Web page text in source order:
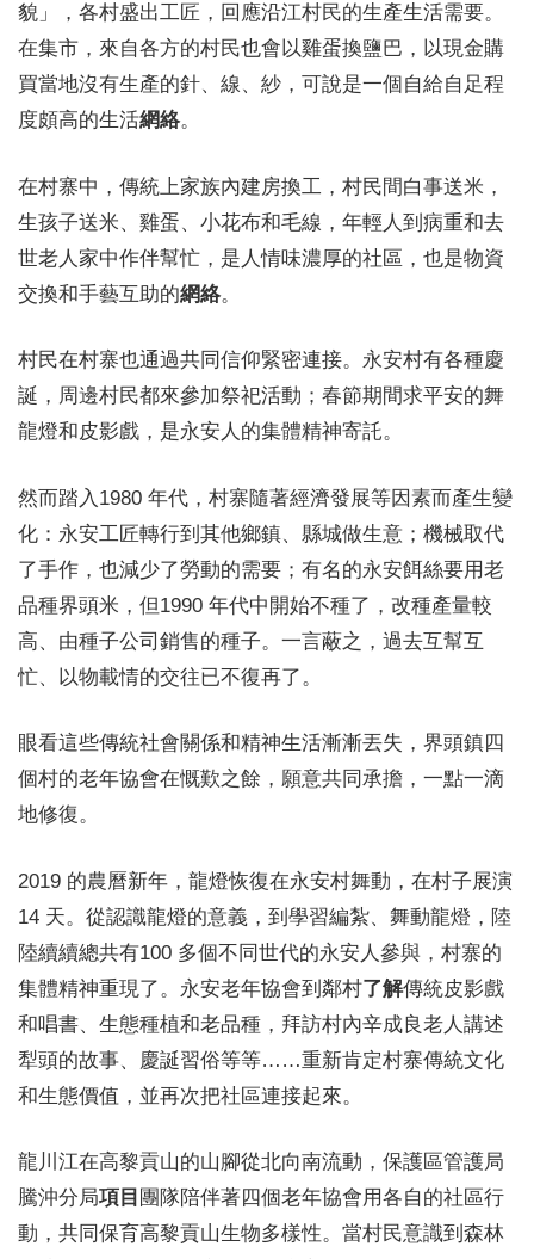
貌」，各村盛出工匠，回應沿江村民的生產生活需要。
在集市，來自各方的村民也會以雞蛋換鹽巴，以現金購
買當地沒有生產的針、線、紗，可說是一個自給自足程
度頗高的生活網絡。
在村寨中，傳統上家族內建房換工，村民間白事送米，
生孩子送米、雞蛋、小花布和毛線，年輕人到病重和去
世老人家中作伴幫忙，是人情味濃厚的社區，也是物資
交換和手藝互助的網絡。
村民在村寨也通過共同信仰緊密連接。永安村有各種慶
誕，周邊村民都來參加祭祀活動；春節期間求平安的舞
龍燈和皮影戲，是永安人的集體精神寄託。
然而踏入1980 年代，村寨隨著經濟發展等因素而產生變
化：永安工匠轉行到其他鄉鎮、縣城做生意；機械取代
了手作，也減少了勞動的需要；有名的永安餌絲要用老
品種界頭米，但1990 年代中開始不種了，改種產量較
高、由種子公司銷售的種子。一言蔽之，過去互幫互
忙、以物載情的交往已不復再了。
眼看這些傳統社會關係和精神生活漸漸丟失，界頭鎮四
個村的老年協會在慨歎之餘，願意共同承擔，一點一滴
地修復。
2019 的農曆新年，龍燈恢復在永安村舞動，在村子展演
14 天。從認識龍燈的意義，到學習編紮、舞動龍燈，陸
陸續續總共有100 多個不同世代的永安人參與，村寨的
集體精神重現了。永安老年協會到鄰村了解傳統皮影戲
和唱書、生態種植和老品種，拜訪村內辛成良老人講述
犁頭的故事、慶誕習俗等等……重新肯定村寨傳統文化
和生態價值，並再次把社區連接起來。
龍川江在高黎貢山的山腳從北向南流動，保護區管護局
騰沖分局項目 團隊陪伴著四個老年協會用各自的社區行
動，共同保育高黎貢山生物多樣性。當村民意識到森林